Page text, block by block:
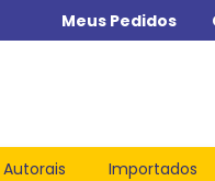
Meus Pedidos
Autorais Importados